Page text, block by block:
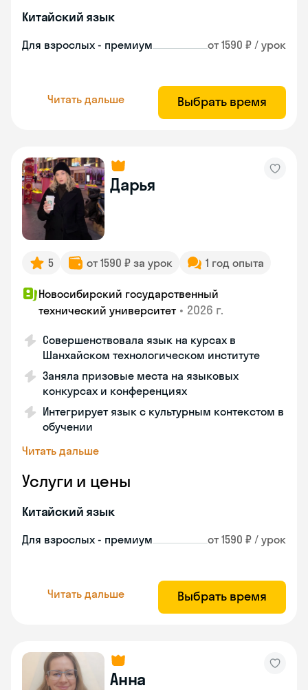
Китайский язык
Для взрослых - премиум от 1590 ₽ / урок
Читать дальше Выбрать время
Дарья
5 от 1590 ₽ за урок 1 год опыта
Новосибирский государственный
технический университет • 2026 г.
Совершенствовала язык на курсах в
Шанхайском технологическом институте
Заняла призовые места на языковых
конкурсах и конференциях
Интегрирует язык с культурным контекстом в
обучении
Читать дальше
Услуги и цены
Китайский язык
Для взрослых - премиум от 1590 ₽ / урок
Читать дальше Выбрать время
Анна